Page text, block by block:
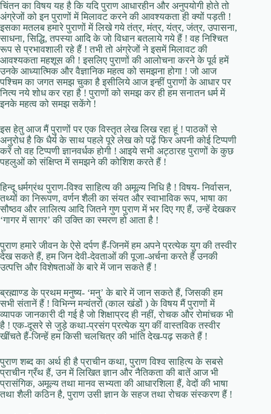
चिंतन का विषय यह है कि यदि पुराण आधारहीन और अनुपयोगी होते तो
अंग्रेजों को इन पुराणों में मिलावट करने की आवश्यकता ही क्यों पड़ती !
इसका मतलब हमारे पुराणों में लिखे गये तंत्र, मंत्र, यंत्र, जंत्र, उपासना,
साधना, सिद्धि, तपस्या आदि के जो विधान बतलाये गये हैं ! वह निश्चित
रूप से प्रभावशाली रहे हैं ! तभी तो अंग्रेजों ने इसमें मिलावट की
आवश्यकता महशूस की ! इसलिए पुराणों की आलोचना करने के पूर्व हमें
उनके आध्यात्मिक और वैज्ञानिक महत्व को समझना होगा ! जो आज
पश्चिम का जगत समझ चुका है इसीलिये आज इन्हीं पुराणों के आधार पर
नित्य नये शोध कर रहा है ! पुराणों को समझ कर ही हम सनातन धर्म में
इनके महत्व को समझ सकेंगे !
इस हेतु आज मैं पुराणों पर एक विस्तृत लेख लिख रहा हूं ! पाठकों से
अनुरोध है कि धैर्य के साथ पहले पूरे लेख को पढ़ें फिर अपनी कोई टिप्पणी
करें तो वह टिप्पणी ज्ञानवर्धक होगी ! आइये सभी अट्ठारह पुराणों के कुछ
पहलुओं को संक्षिप्त में समझने की कोशिश करते हैं !
हिन्दू धर्मग्रंथ पुराण-विश्व साहित्य की अमूल्य निधि है ! विषय- निर्वासन,
तथ्यों का निरूपण, वर्णन शैली का संयत और स्वाभाविक रूप, भाषा का
सौष्ठव और लालित्य आदि जितने गुण पुराण में भर दिए गए हैं, उन्हें देखकर
‘गागर में सागर’ की उक्ति का स्मरण हो आता है !
पुराण हमारे जीवन के ऐसे दर्पण हैं-जिनमें हम अपने प्रत्येक युग की तस्वीर
देख सकते हैं, हम जिन देवी-देवताओं की पूजा-अर्चना करते हैं उनकी
उत्पत्ति और विशेषताओं के बारे में जान सकते हैं !
ब्रह्माण्ड के प्रथम मनुष्य- ‘मनु’ के बारे में जान सकते हैं, जिसकी हम
सभी संतानें हैं ! विभिन्न मन्वंतरों (काल खंडों ) के विषय मैं पुराणों में
व्यापक जानकारी दी गई है जो शिक्षाप्रद ही नहीं, रोचक और रोमांचक भी
है ! एक-दूसरे से जुड़े कथा-प्रसंग प्रत्येक युग कीं वास्तविक तस्वीर
खींचते हैं-जिन्हें हम किसी चलचित्र की भांति देख-पढ़ सकते हैं !
पुराण शब्द का अर्थ ही है प्राचीन कथा, पुराण विश्व साहित्य के सबसे
प्राचीन ग्रँथ हैं, उन में लिखित ज्ञान और नैतिकता की बातें आज भी
प्रासंगिक, अमूल्य तथा मानव सभ्यता की आधारशिला हैं, वेदों की भाषा
तथा शैली कठिन है, पुराण उसी ज्ञान के सहज तथा रोचक संस्करण हैं !